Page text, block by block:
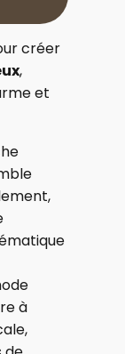
créer
,
et
à